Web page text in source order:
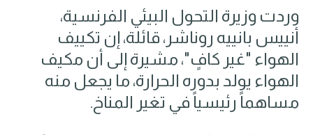
وردت وزيرة التحول البيئي الفرنسية،
أنييس بانييه روناشر، قائلة، إن تكييف
الهواء "غير كافٍ"، مشيرة إلى أن مكيف
الهواء يولد بدوره الحرارة، ما يجعل منه
مساهماً رئيسياً في تغير المناخ.